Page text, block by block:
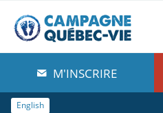
À propos de nous
Blog
M'INSCRIRE
English